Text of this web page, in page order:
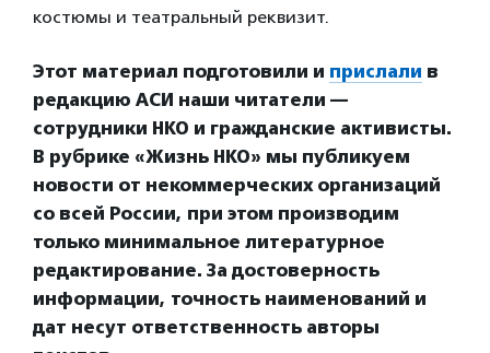
костюмы и театральный реквизит.
Этот материал подготовили и прислали в
редакцию АСИ наши читатели —
сотрудники НКО и гражданские активисты.
В рубрике «Жизнь НКО» мы публикуем
новости от некоммерческих организаций
со всей России, при этом производим
только минимальное литературное
редактирование. За достоверность
информации, точность наименований и
дат несут ответственность авторы